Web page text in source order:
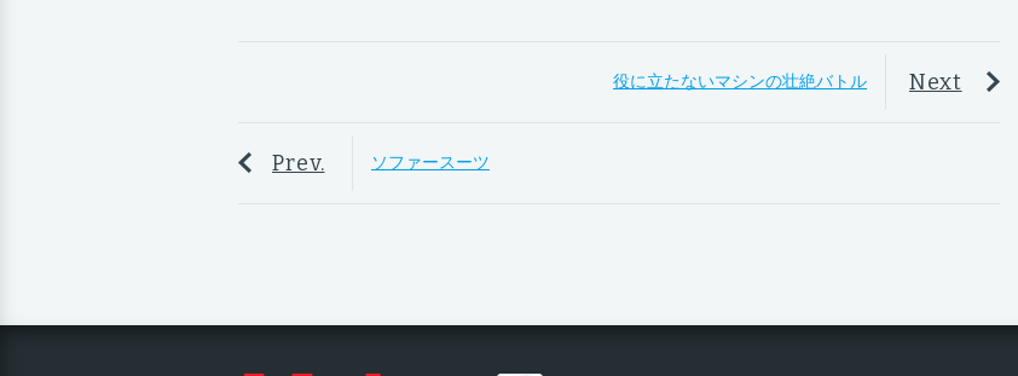
役に立たないマシンの壮絶バトル Next
Prev. ソファースーツ